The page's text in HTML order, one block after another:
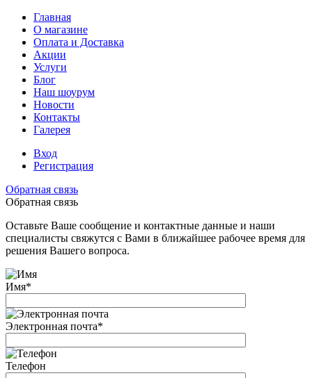
Главная
О магазине
Оплата и Доставка
Акции
Услуги
Блог
Наш шоурум
Новости
Контакты
Галерея
Вход
Регистрация
Обратная связь
Обратная связь
Оставьте Ваше сообщение и контактные данные и наши
специалисты свяжутся с Вами в ближайшее рабочее время для
решения Вашего вопроса.
Имя*
Электронная почта*
Телефон